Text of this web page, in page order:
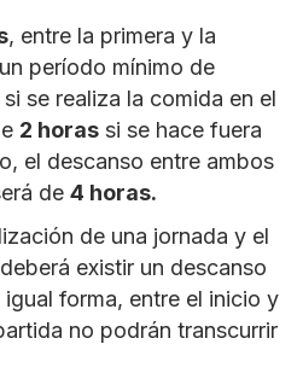
, entre la primera y la
período mínimo de
si se realiza la comida en el
2 horas si se hace fuera
el descanso entre ambos
de 4 horas.
de una jornada y el
existir un descanso
igual forma, entre el inicio y
no podrán transcurrir